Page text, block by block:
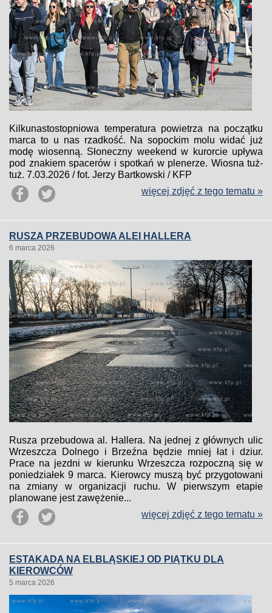
Kilkunastostopniowa temperatura powietrza na początku
marca to u nas rzadkość. Na sopockim molu widać już
modę wiosenną. Słoneczny weekend w kurorcie upływa
pod znakiem spacerów i spotkań w plenerze. Wiosna tuż-
tuż. 7.03.2026 / fot. Jerzy Bartkowski / KFP
więcej zdjęć z tego tematu »
RUSZA PRZEBUDOWA ALEI HALLERA
6 marca 2026
Rusza przebudowa al. Hallera. Na jednej z głównych ulic
Wrzeszcza Dolnego i Brzeźna będzie mniej łat i dziur.
Prace na jezdni w kierunku Wrzeszcza rozpoczną się w
poniedziałek 9 marca. Kierowcy muszą być przygotowani
na zmiany w organizacji ruchu. W pierwszym etapie
planowane jest zawężenie...
więcej zdjęć z tego tematu »
ESTAKADA NA ELBLĄSKIEJ OD PIĄTKU DLA
KIEROWCÓW
5 marca 2026